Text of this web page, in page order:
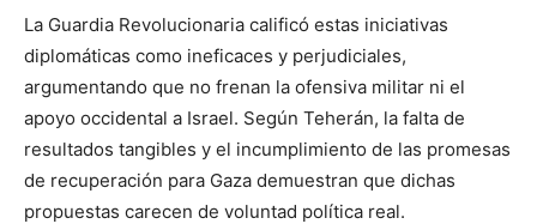
La Guardia Revolucionaria calificó estas iniciativas
diplomáticas como ineficaces y perjudiciales,
argumentando que no frenan la ofensiva militar ni el
apoyo occidental a Israel. Según Teherán, la falta de
resultados tangibles y el incumplimiento de las promesas
de recuperación para Gaza demuestran que dichas
propuestas carecen de voluntad política real.